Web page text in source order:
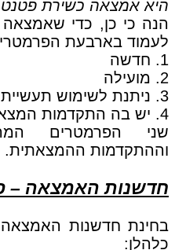
היא אמצאה כשירת
הנה כי כן, כדי
לעמוד בארבעת
1. חדשה
2. מועילה
3. ניתנת לשימוש תעשייתי
4. יש בה התקדמות המצאתית.
שני הפרמטרים
וההתקדמות ההמצאתית.
חדשנות האמצאה –
כלהלן: